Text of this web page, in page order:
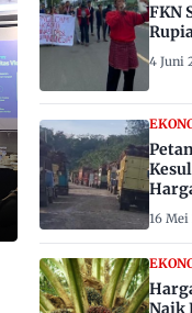
FKN
4 Juni
16
Naik